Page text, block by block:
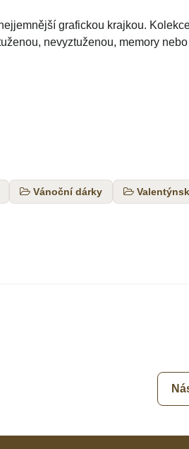
grafickou krajkou.
nevyztuženou, memory
Vánoční dárky